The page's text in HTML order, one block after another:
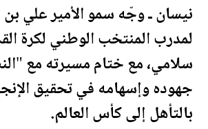
نيسان ـ وجّه سمو الأمير علي
لمدرب المنتخب الوطني لكرة
سلامي، مع ختام مسيرته مع
جهوده وإسهامه في تحقيق
بالتأهل إلىكأس العالم.